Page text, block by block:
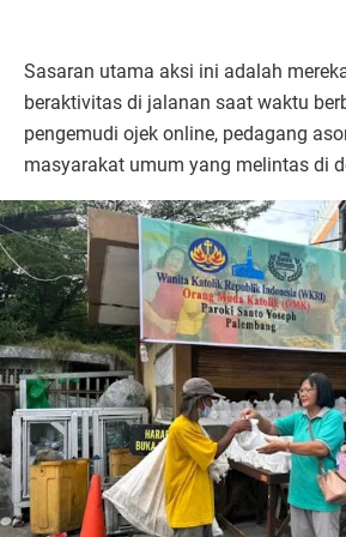
Sasaran utama aksi ini adalah
beraktivitas di jalanan saat waktu
pengemudi ojek online, pedagang
masyarakat umum yang melintas di